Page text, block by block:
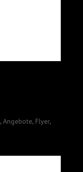
,Angebote, Flyer,